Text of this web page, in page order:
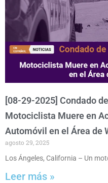
[08-29-2025] Condado
Motociclista Muere en
Automóvil en el Área de
agosto 29, 2025
Los Ángeles, California – Un
Leer más »